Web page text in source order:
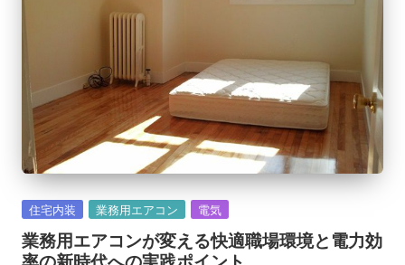
Posted
in
住宅内装 業務用エアコン 電気
業務用エアコンが変える快適職場環境と電力効